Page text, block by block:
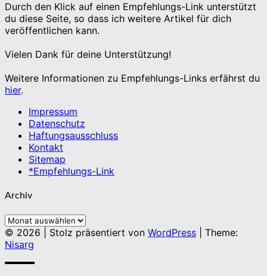
Durch den Klick auf einen Empfehlungs-Link unterstützt
du diese Seite, so dass ich weitere Artikel für dich
veröffentlichen kann.
Vielen Dank für deine Unterstützung!
Weitere Informationen zu Empfehlungs-Links erfährst du
hier.
Impressum
Datenschutz
Haftungsausschluss
Kontakt
Sitemap
*Empfehlungs-Link
Archiv
Archiv
© 2026
Stolz präsentiert von WordPress
Theme:
Nisarg